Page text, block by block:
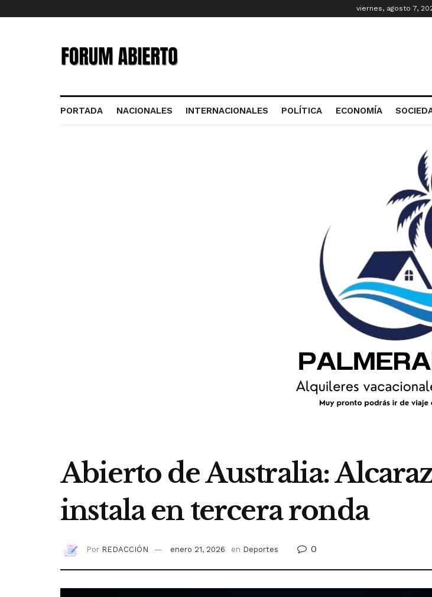
viernes, agosto 7,
PORTADA NACIONALES INTERNACIONALES POLÍTICA ECONOMÍA
Abierto de Australia:
instala en tercera ronda
Por REDACCIÓN enero 21, 2026 en Deportes 0